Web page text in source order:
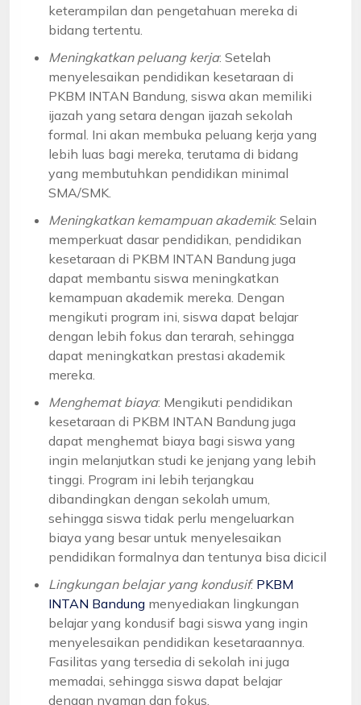
keterampilan dan pengetahuan mereka di
bidang tertentu.
Meningkatkan peluang kerja: Setelah
menyelesaikan pendidikan kesetaraan di
PKBM INTAN Bandung, siswa akan memiliki
ijazah yang setara dengan ijazah sekolah
formal. Ini akan membuka peluang kerja yang
lebih luas bagi mereka, terutama di bidang
yang membutuhkan pendidikan minimal
SMA/SMK.
Meningkatkan kemampuan akademik: Selain
memperkuat dasar pendidikan, pendidikan
kesetaraan di PKBM INTAN Bandung juga
dapat membantu siswa meningkatkan
kemampuan akademik mereka. Dengan
mengikuti program ini, siswa dapat belajar
dengan lebih fokus dan terarah, sehingga
dapat meningkatkan prestasi akademik
mereka.
Menghemat biaya: Mengikuti pendidikan
kesetaraan di PKBM INTAN Bandung juga
dapat menghemat biaya bagi siswa yang
ingin melanjutkan studi ke jenjang yang lebih
tinggi. Program ini lebih terjangkau
dibandingkan dengan sekolah umum,
sehingga siswa tidak perlu mengeluarkan
biaya yang besar untuk menyelesaikan
pendidikan formalnya dan tentunya bisa dicicil
Lingkungan belajar yang kondusif: PKBM
INTAN Bandung menyediakan lingkungan
belajar yang kondusif bagi siswa yang ingin
menyelesaikan pendidikan kesetaraannya.
Fasilitas yang tersedia di sekolah ini juga
memadai, sehingga siswa dapat belajar
dengan nyaman dan fokus.